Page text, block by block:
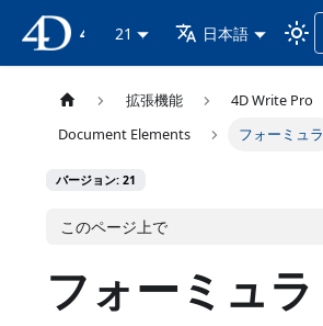
21 日本語
拡張機能
4D Write Pro
Document Elements
フォーミュラ
バージョン: 21
このページ上で
フォーミュラ